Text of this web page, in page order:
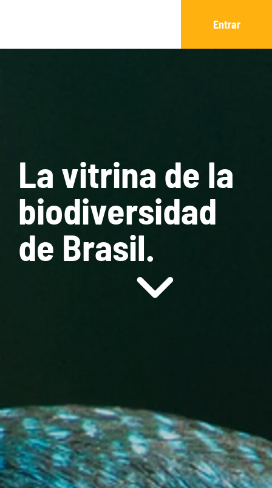
Entrar
La vitrina de la
biodiversidad
de Brasil.